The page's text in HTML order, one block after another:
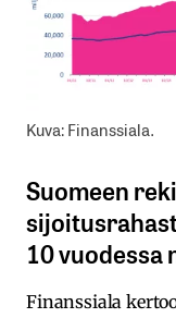
Kuva: Finanssiala.
Suomeen
10 vuodessa
Finanssiala